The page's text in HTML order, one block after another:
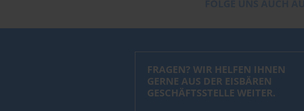
FRAGEN? WIR HELFEN IHNEN
GERNE AUS DER EISBÄREN
GESCHÄFTSSTELLE WEITER.